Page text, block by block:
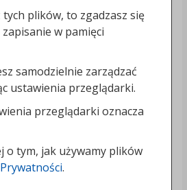
tych plików, to zgadzasz się
w pamięci
samodzielnie zarządzać
ustawienia przeglądarki.
przeglądarki oznacza
o tym, jak używamy plików
.